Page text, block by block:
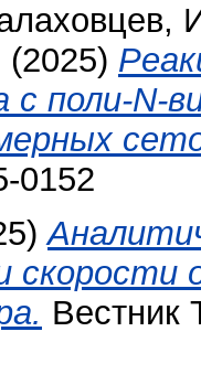
(2025)
с поли-N-
0152
скорости
Вестник